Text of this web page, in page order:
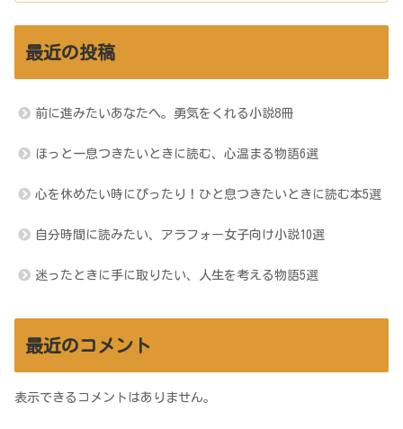
最近の投稿
前に進みたいあなたへ。勇気をくれる小説8冊
ほっと一息つきたいときに読む、心温まる物語6選
心を休めたい時にぴったり！ひと息つきたいときに読む本5選
自分時間に読みたい、アラフォー女子向け小説10選
迷ったときに手に取りたい、人生を考える物語5選
最近のコメント
表示できるコメントはありません。